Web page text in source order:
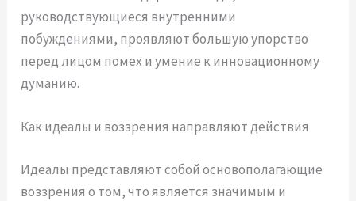
руководствующиеся внутренними
побуждениями, проявляют большую упорство
перед лицом помех и умение к инновационному
думанию.
Как идеалы и воззрения направляют действия
Идеалы представляют собой основополагающие
воззрения о том, что является значимым и